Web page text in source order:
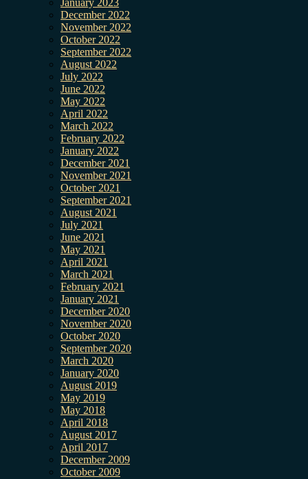
January 2023
December 2022
November 2022
October 2022
September 2022
August 2022
July 2022
June 2022
May 2022
April 2022
March 2022
February 2022
January 2022
December 2021
November 2021
October 2021
September 2021
August 2021
July 2021
June 2021
May 2021
April 2021
March 2021
February 2021
January 2021
December 2020
November 2020
October 2020
September 2020
March 2020
January 2020
August 2019
May 2019
May 2018
April 2018
August 2017
April 2017
December 2009
October 2009